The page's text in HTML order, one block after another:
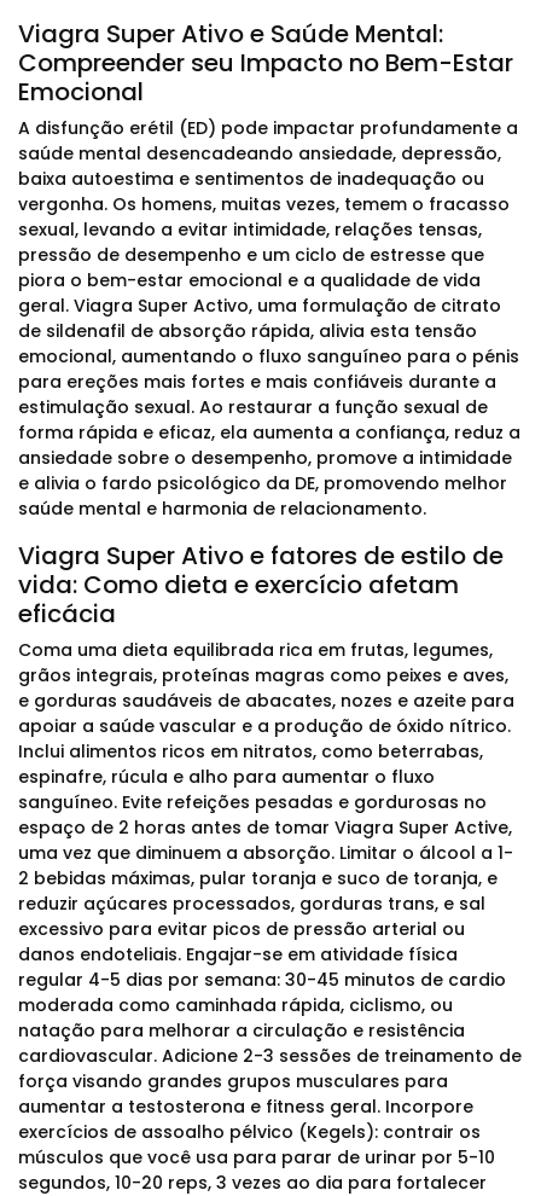
Viagra Super Ativo e Saúde Mental:
Compreender seu Impacto no Bem-Estar
Emocional
A disfunção erétil (ED) pode impactar profundamente a
saúde mental desencadeando ansiedade, depressão,
baixa autoestima e sentimentos de inadequação ou
vergonha. Os homens, muitas vezes, temem o fracasso
sexual, levando a evitar intimidade, relações tensas,
pressão de desempenho e um ciclo de estresse que
piora o bem-estar emocional e a qualidade de vida
geral. Viagra Super Activo, uma formulação de citrato
de sildenafil de absorção rápida, alivia esta tensão
emocional, aumentando o fluxo sanguíneo para o pénis
para ereções mais fortes e mais confiáveis durante a
estimulação sexual. Ao restaurar a função sexual de
forma rápida e eficaz, ela aumenta a confiança, reduz a
ansiedade sobre o desempenho, promove a intimidade
e alivia o fardo psicológico da DE, promovendo melhor
saúde mental e harmonia de relacionamento.
Viagra Super Ativo e fatores de estilo de
vida: Como dieta e exercício afetam
eficácia
Coma uma dieta equilibrada rica em frutas, legumes,
grãos integrais, proteínas magras como peixes e aves,
e gorduras saudáveis de abacates, nozes e azeite para
apoiar a saúde vascular e a produção de óxido nítrico.
Inclui alimentos ricos em nitratos, como beterrabas,
espinafre, rúcula e alho para aumentar o fluxo
sanguíneo. Evite refeições pesadas e gordurosas no
espaço de 2 horas antes de tomar Viagra Super Active,
uma vez que diminuem a absorção. Limitar o álcool a 1-
2 bebidas máximas, pular toranja e suco de toranja, e
reduzir açúcares processados, gorduras trans, e sal
excessivo para evitar picos de pressão arterial ou
danos endoteliais. Engajar-se em atividade física
regular 4-5 dias por semana: 30-45 minutos de cardio
moderada como caminhada rápida, ciclismo, ou
natação para melhorar a circulação e resistência
cardiovascular. Adicione 2-3 sessões de treinamento de
força visando grandes grupos musculares para
aumentar a testosterona e fitness geral. Incorpore
exercícios de assoalho pélvico (Kegels): contrair os
músculos que você usa para parar de urinar por 5-10
segundos, 10-20 reps, 3 vezes ao dia para fortalecer